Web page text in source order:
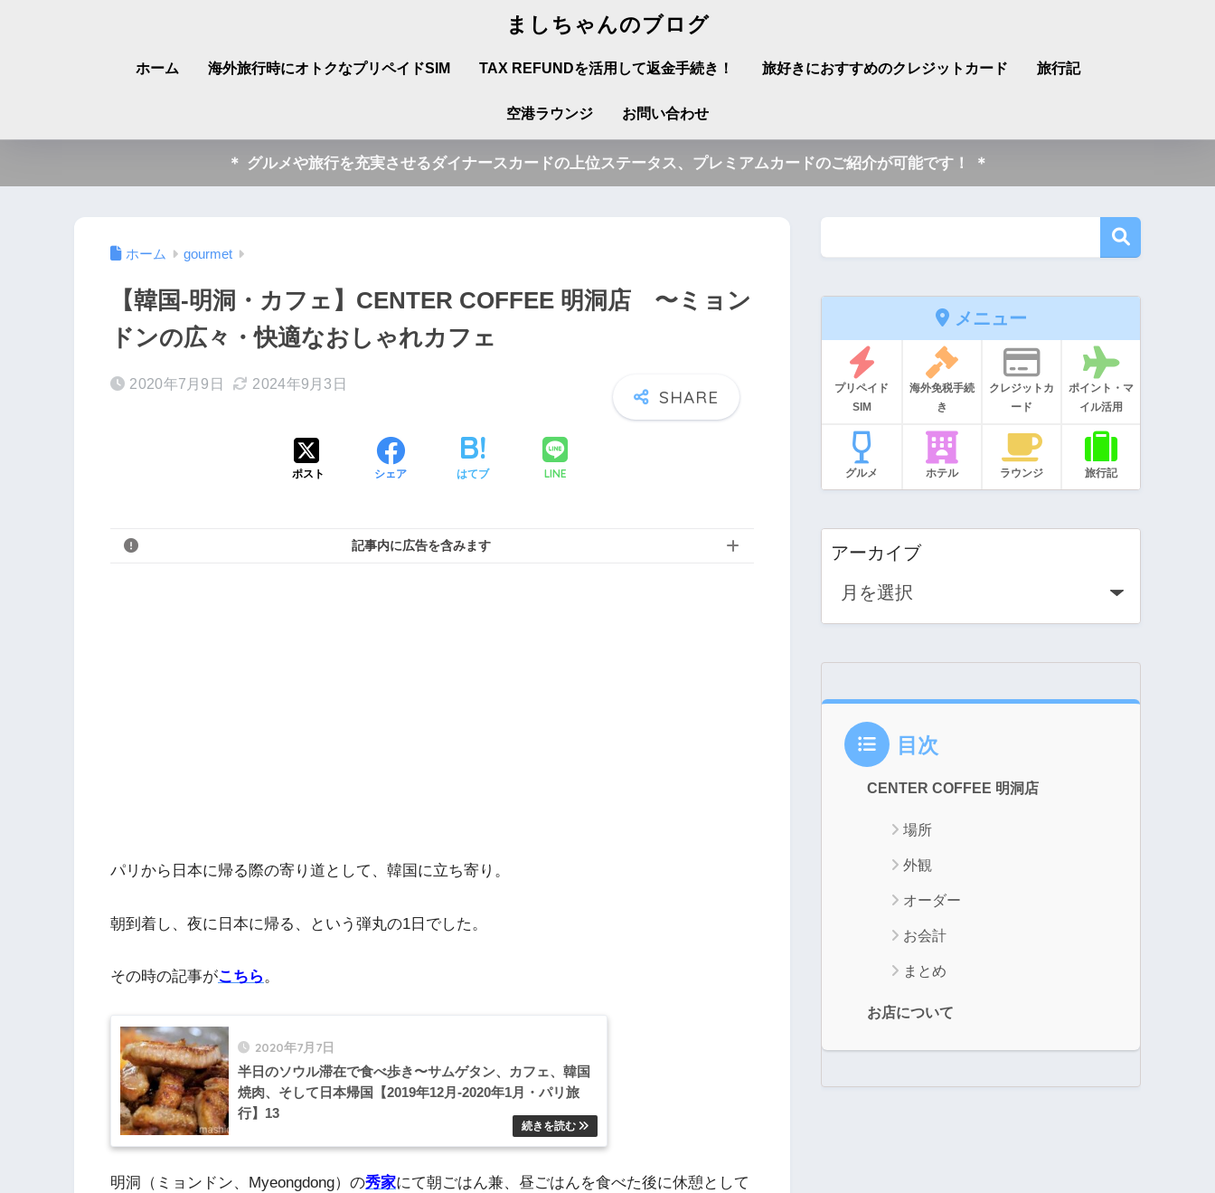
ましちゃんのブログ
ホーム 海外旅行時にオトクなプリペイドSIM TAX REFUNDを活用して返金手続き！ 旅好きにおすすめのクレジットカード 旅行記
空港ラウンジ お問い合わせ
＊ グルメや旅行を充実させるダイナースカードの上位ステータス、プレミアムカードのご紹介が可能です！ ＊
ホーム gourmet
【韓国-明洞・カフェ】CENTER COFFEE 明洞店 〜ミョン
ドンの広々・快適なおしゃれカフェ
2020年7月9日 2024年9月3日
ポスト シェア はてブ LINE
記事内に広告を含みます
パリから日本に帰る際の寄り道として、韓国に立ち寄り。
朝到着し、夜に日本に帰る、という弾丸の1日でした。
その時の記事がこちら。
2020年7月7日
半日のソウル滞在で食べ歩き〜サムゲタン、カフェ、韓国
焼肉、そして日本帰国【2019年12月-2020年1月・パリ旅
行】13
明洞（ミョンドン、Myeongdong）の秀家にて朝ごはん兼、昼ごはんを食べた後に休憩として
メニュー
プリペイド
SIM
海外免税手続
き
クレジットカ
ード
ポイント・マ
イル活用
グルメ ホテル ラウンジ 旅行記
アーカイブ
目次
CENTER COFFEE 明洞店
場所
外観
オーダー
お会計
まとめ
お店について